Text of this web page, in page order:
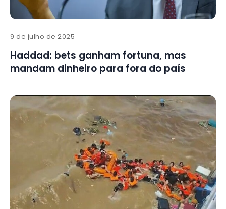
9 de julho de 2025
Haddad: bets ganham fortuna, mas
mandam dinheiro para fora do país